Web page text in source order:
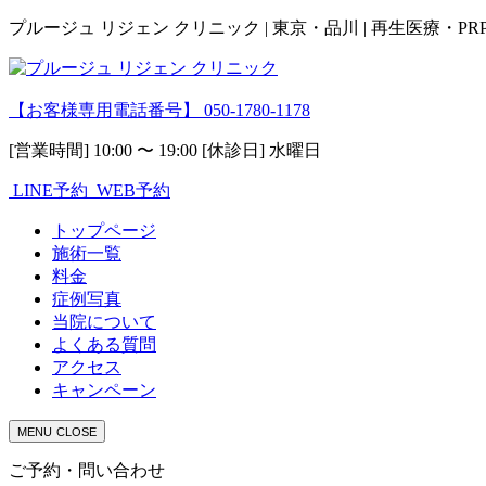
プルージュ リジェン クリニック | 東京・品川 | 再生医療・
【お客様専用電話番号】 050-1780-1178
[営業時間] 10:00 〜 19:00 [休診日] 水曜日
LINE予約 WEB予約
トップページ
施術一覧
料金
症例写真
当院について
よくある質問
アクセス
キャンペーン
MENU CLOSE
ご予約・問い合わせ